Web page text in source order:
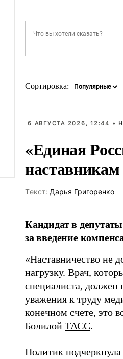
Сортировка:
6 АВГУСТА 2026, 12:44 •
«Единая
Tекст: Дарья Григоренко
Кандидат в
за введение
«Наставничество не
нагрузку. Врач,
специалиста, должен
уважения к труду
конечном счете, это
Болилой ТАСС.
Политик